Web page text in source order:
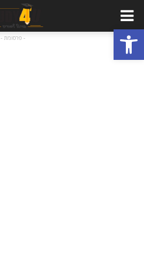
פתח סרגל נגישות - פרסומת -